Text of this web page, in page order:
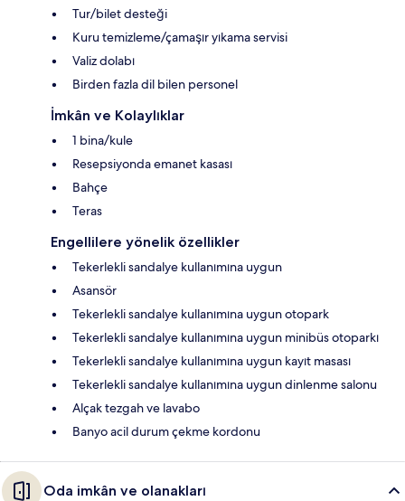
Tur/bilet desteği
Kuru temizleme/çamaşır yıkama servisi
Valiz dolabı
Birden fazla dil bilen personel
İmkân ve Kolaylıklar
1 bina/kule
Resepsiyonda emanet kasası
Bahçe
Teras
Engellilere yönelik özellikler
Tekerlekli sandalye kullanımına uygun
Asansör
Tekerlekli sandalye kullanımına uygun otopark
Tekerlekli sandalye kullanımına uygun minibüs otoparkı
Tekerlekli sandalye kullanımına uygun kayıt masası
Tekerlekli sandalye kullanımına uygun dinlenme salonu
Alçak tezgah ve lavabo
Banyo acil durum çekme kordonu
Oda imkân ve olanakları